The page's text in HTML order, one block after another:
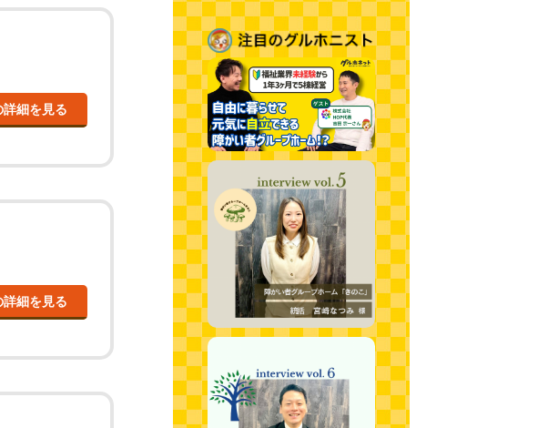
詳細を見る
詳細を見る